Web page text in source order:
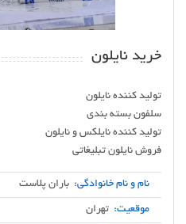
خرید نایلون
فروش نایلون تبلیغاتی
نام و نام خانوادگی: باران پلاست
موقعیت: تهران